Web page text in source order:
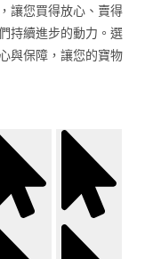
讓您買得放心、賣得
持續進步的動力。選
與保障，讓您的寶物